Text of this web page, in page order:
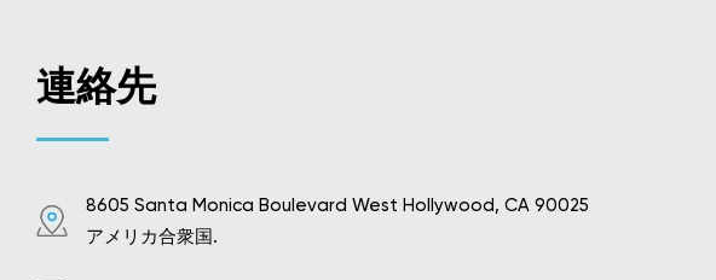
連絡先
8605 Santa Monica Boulevard West Hollywood, CA 90025
アメリカ合衆国.